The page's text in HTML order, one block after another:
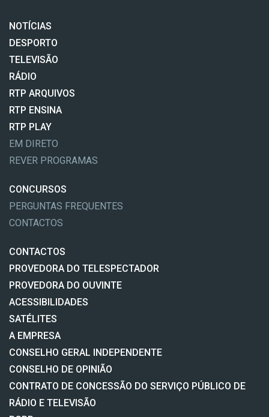
NOTÍCIAS
DESPORTO
TELEVISÃO
RÁDIO
RTP ARQUIVOS
RTP ENSINA
RTP PLAY
EM DIRETO
REVER PROGRAMAS
CONCURSOS
PERGUNTAS FREQUENTES
CONTACTOS
CONTACTOS
PROVEDORA DO TELESPECTADOR
PROVEDORA DO OUVINTE
ACESSIBILIDADES
SATÉLITES
A EMPRESA
CONSELHO GERAL INDEPENDENTE
CONSELHO DE OPINIÃO
CONTRATO DE CONCESSÃO DO SERVIÇO PÚBLICO DE
RÁDIO E TELEVISÃO